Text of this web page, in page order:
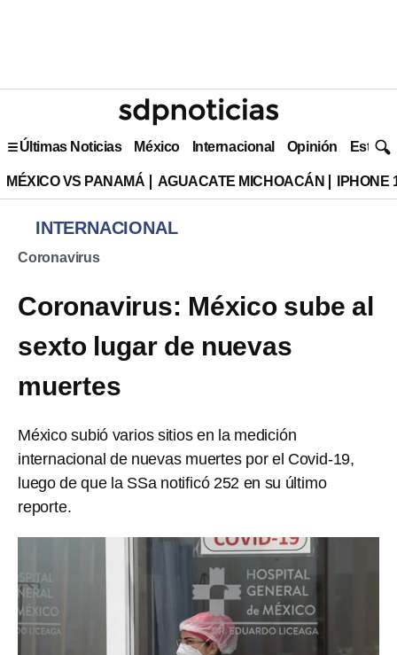
Últimas Noticias México Internacional Opinión Estilo
MÉXICO VS PANAMÁ AGUACATE MICHOACÁN IPHONE
INTERNACIONAL
Coronavirus
Coronavirus: México sube al
sexto lugar de nuevas
muertes
México subió varios sitios en la medición
internacional de nuevas muertes por el Covid-19,
luego de que la SSa notificó 252 en su último
reporte.